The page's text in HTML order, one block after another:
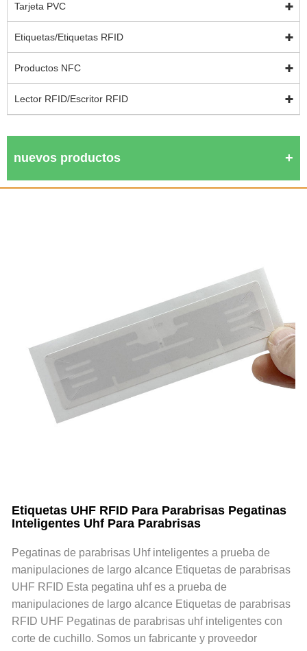
Tarjeta PVC
Etiquetas/Etiquetas RFID
Productos NFC
Lector RFID/Escritor RFID
nuevos productos
Etiquetas UHF RFID Para Parabrisas Pegatinas
Inteligentes Uhf Para Parabrisas
Pegatinas de parabrisas Uhf inteligentes a prueba de
manipulaciones de largo alcance Etiquetas de parabrisas
UHF RFID Esta pegatina uhf es a prueba de
manipulaciones de largo alcance Etiquetas de parabrisas
RFID UHF Pegatinas de parabrisas uhf inteligentes con
corte de cuchillo. Somos un fabricante y proveedor